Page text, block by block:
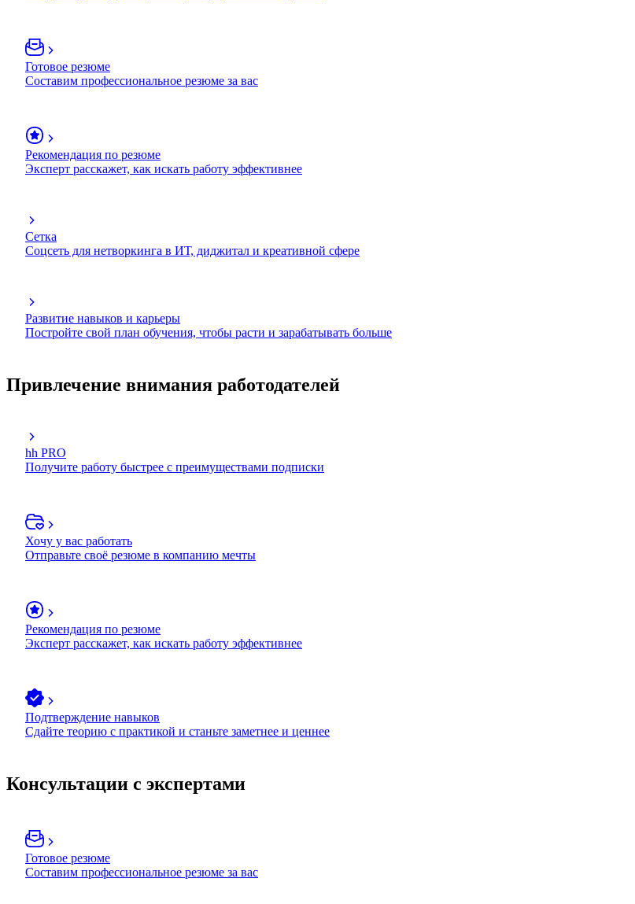
Готовое резюме
Составим профессиональное резюме за вас
Рекомендация по резюме
Эксперт расскажет, как искать работу эффективнее
Сетка
Соцсеть для нетворкинга в ИТ, диджитал и креативной сфере
Развитие навыков и карьеры
Постройте свой план обучения, чтобы расти и зарабатывать больше
Привлечение внимания работодателей
hh PRO
Получите работу быстрее с преимуществами подписки
Хочу у вас работать
Отправьте своё резюме в компанию мечты
Рекомендация по резюме
Эксперт расскажет, как искать работу эффективнее
Подтверждение навыков
Сдайте теорию с практикой и станьте заметнее и ценнее
Консультации с экспертами
Готовое резюме
Составим профессиональное резюме за вас